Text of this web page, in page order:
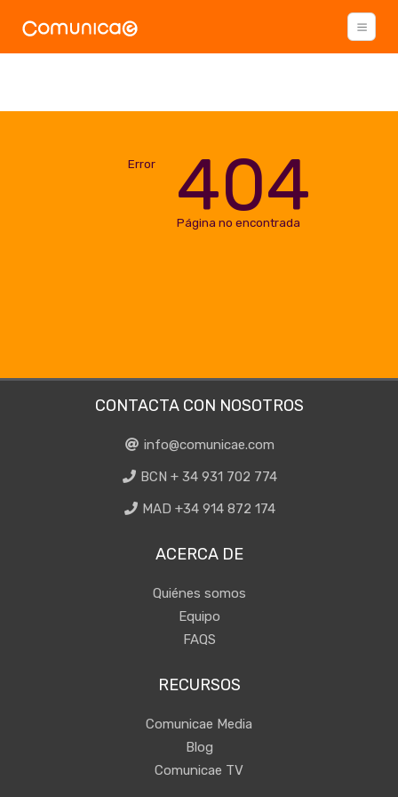
Error 404
Página no encontrada
CONTACTA CON NOSOTROS
info@comunicae.com
BCN + 34 931 702 774
MAD +34 914 872 174
ACERCA DE
Quiénes somos
Equipo
FAQS
RECURSOS
Comunicae Media
Blog
Comunicae TV